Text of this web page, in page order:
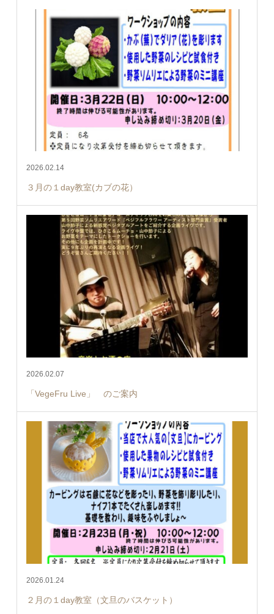
2026.02.14
３月の１day教室(カブの花）
2026.02.07
「VegeFru Live」 のご案内
2026.01.24
２月の１day教室（文旦のバスケット）